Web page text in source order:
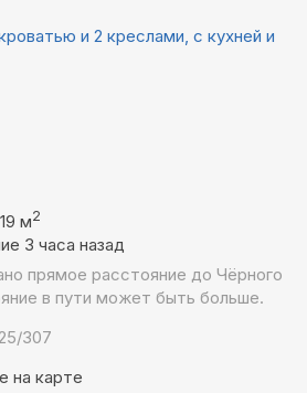
и 2 креслами, с кухней и
м2
3 часа назад
прямое расстояние до Чёрного
в пути может быть больше.
307
на карте